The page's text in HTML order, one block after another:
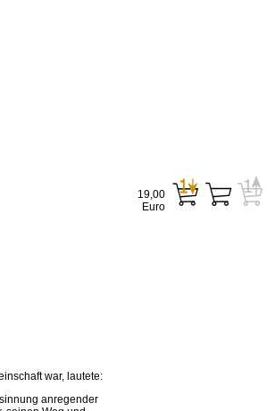
war, lautete:
anregender
19,00
Euro